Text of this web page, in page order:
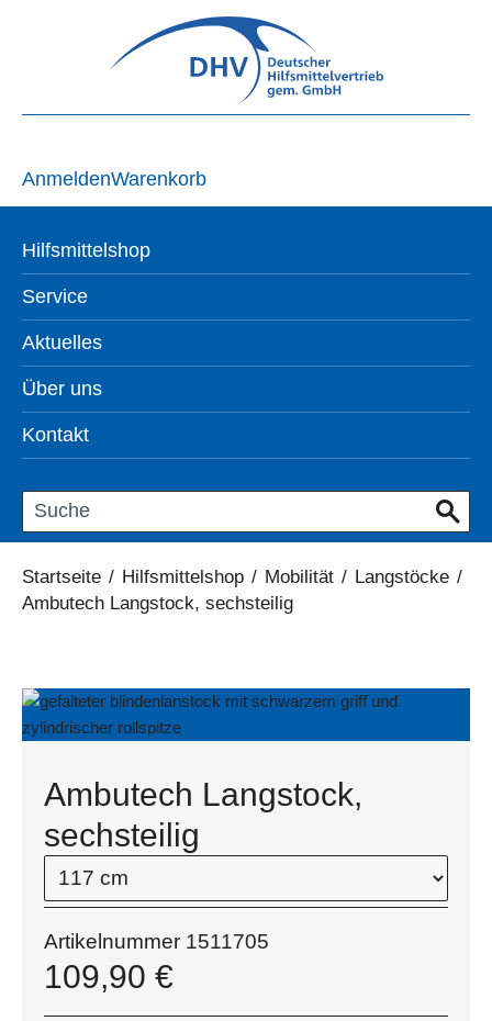
AnmeldenWarenkorb
Hilfsmittelshop
Service
Aktuelles
Über uns
Kontakt
Startseite / Hilfsmittelshop / Mobilität / Langstöcke /
Ambutech Langstock, sechsteilig
Ambutech Langstock,
sechsteilig
Artikelnummer 1511705
109,90 €